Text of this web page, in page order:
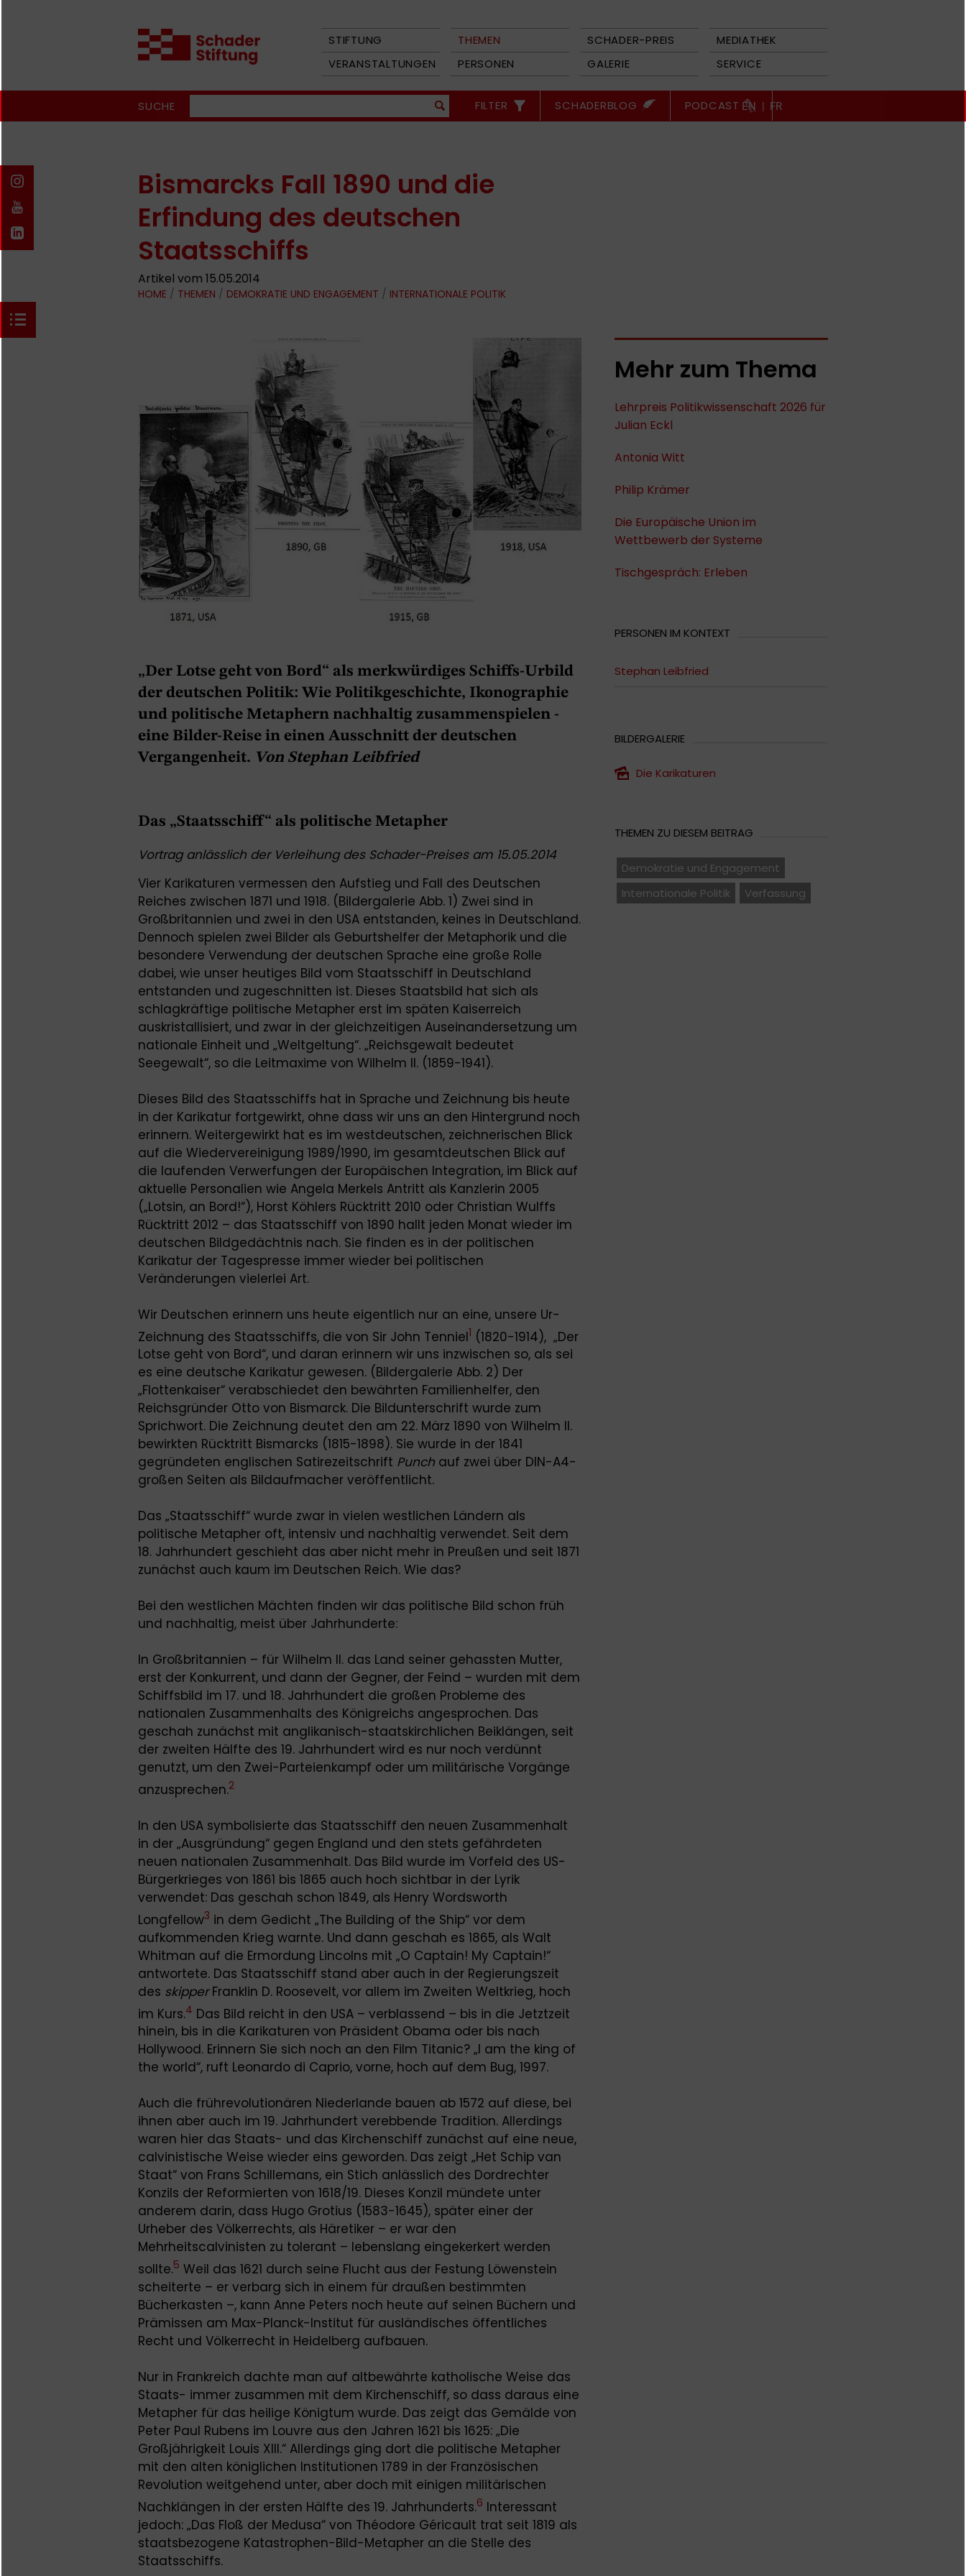
STIFTUNG THEMEN SCHADER-PREIS
MEDIATHEK
VERANSTALTUNGEN
PERSONEN GALERIE SERVICE
SUCHE FILTER SCHADERBLOG PODCAST EN | FR
Bismarcks Fall 1890 und die
Erfindung des deutschen
Staatsschiffs
Artikel vom 15.05.2014
HOME / THEMEN / DEMOKRATIE UND ENGAGEMENT / INTERNATIONALE POLITIK
„Der Lotse geht von Bord“ als merkwürdiges Schiffs-Urbild
der deutschen Politik: Wie Politikgeschichte, Ikonographie
und politische Metaphern nachhaltig zusammenspielen -
eine Bilder-Reise in einen Ausschnitt der deutschen
Vergangenheit. Von Stephan Leibfried
Das „Staatsschiff“ als politische Metapher
Vortrag anlässlich der Verleihung des Schader-Preises am 15.05.2014
Vier Karikaturen vermessen den Aufstieg und Fall des Deutschen
Reiches zwischen 1871 und 1918. (Bildergalerie Abb. 1) Zwei sind in
Großbritannien und zwei in den USA entstanden, keines in Deutschland.
Dennoch spielen zwei Bilder als Geburtshelfer der Metaphorik und die
besondere Verwendung der deutschen Sprache eine große Rolle
dabei, wie unser heutiges Bild vom Staatsschiff in Deutschland
entstanden und zugeschnitten ist. Dieses Staatsbild hat sich als
schlagkräftige politische Metapher erst im späten Kaiserreich
auskristallisiert, und zwar in der gleichzeitigen Auseinandersetzung um
nationale Einheit und „Weltgeltung“. „Reichsgewalt bedeutet
Seegewalt“, so die Leitmaxime von Wilhelm II. (1859-1941).
Dieses Bild des Staatsschiffs hat in Sprache und Zeichnung bis heute
in der Karikatur fortgewirkt, ohne dass wir uns an den Hintergrund noch
erinnern. Weitergewirkt hat es im westdeutschen, zeichnerischen Blick
auf die Wiedervereinigung 1989/1990, im gesamtdeutschen Blick auf
die laufenden Verwerfungen der Europäischen Integration, im Blick auf
aktuelle Personalien wie Angela Merkels Antritt als Kanzlerin 2005
(„Lotsin, an Bord!“), Horst Köhlers Rücktritt 2010 oder Christian Wulffs
Rücktritt 2012 – das Staatsschiff von 1890 hallt jeden Monat wieder im
deutschen Bildgedächtnis nach. Sie finden es in der politischen
Karikatur der Tagespresse immer wieder bei politischen
Veränderungen vielerlei Art.
Wir Deutschen erinnern uns heute eigentlich nur an eine, unsere Ur-
Zeichnung des Staatsschiffs, die von Sir John Tenniel1 (1820-1914), „Der
Lotse geht von Bord“, und daran erinnern wir uns inzwischen so, als sei
es eine deutsche Karikatur gewesen. (Bildergalerie Abb. 2) Der
„Flottenkaiser“ verabschiedet den bewährten Familienhelfer, den
Reichsgründer Otto von Bismarck. Die Bildunterschrift wurde zum
Sprichwort. Die Zeichnung deutet den am 22. März 1890 von Wilhelm II.
bewirkten Rücktritt Bismarcks (1815-1898). Sie wurde in der 1841
gegründeten englischen Satirezeitschrift Punch auf zwei über DIN-A4-
großen Seiten als Bildaufmacher veröffentlicht.
Das „Staatsschiff“ wurde zwar in vielen westlichen Ländern als
politische Metapher oft, intensiv und nachhaltig verwendet. Seit dem
18. Jahrhundert geschieht das aber nicht mehr in Preußen und seit 1871
zunächst auch kaum im Deutschen Reich. Wie das?
Bei den westlichen Mächten finden wir das politische Bild schon früh
und nachhaltig, meist über Jahrhunderte:
In Großbritannien – für Wilhelm II. das Land seiner gehassten Mutter,
erst der Konkurrent, und dann der Gegner, der Feind – wurden mit dem
Schiffsbild im 17. und 18. Jahrhundert die großen Probleme des
nationalen Zusammenhalts des Königreichs angesprochen. Das
geschah zunächst mit anglikanisch-staatskirchlichen Beiklängen, seit
der zweiten Hälfte des 19. Jahrhundert wird es nur noch verdünnt
genutzt, um den Zwei-Parteienkampf oder um militärische Vorgänge
anzusprechen.2
In den USA symbolisierte das Staatsschiff den neuen Zusammenhalt
in der „Ausgründung“ gegen England und den stets gefährdeten
neuen nationalen Zusammenhalt. Das Bild wurde im Vorfeld des US-
Bürgerkrieges von 1861 bis 1865 auch hoch sichtbar in der Lyrik
verwendet: Das geschah schon 1849, als Henry Wordsworth
Longfellow3 in dem Gedicht „The Building of the Ship“ vor dem
aufkommenden Krieg warnte. Und dann geschah es 1865, als Walt
Whitman auf die Ermordung Lincolns mit „O Captain! My Captain!“
antwortete. Das Staatsschiff stand aber auch in der Regierungszeit
des skipperFranklin D. Roosevelt, vor allem im Zweiten Weltkrieg, hoch
im Kurs.4 Das Bild reicht in den USA – verblassend – bis in die Jetztzeit
hinein, bis in die Karikaturen von Präsident Obama oder bis nach
Hollywood. Erinnern Sie sich noch an den Film Titanic? „I am the king of
the world“, ruft Leonardo di Caprio, vorne, hoch auf dem Bug, 1997.
Auch die frührevolutionären Niederlande bauen ab 1572 auf diese, bei
ihnen aber auch im 19. Jahrhundert verebbende Tradition. Allerdings
waren hier das Staats- und das Kirchenschiff zunächst auf eine neue,
calvinistische Weise wieder eins geworden. Das zeigt „Het Schip van
Staat“ von Frans Schillemans, ein Stich anlässlich des Dordrechter
Konzils der Reformierten von 1618/19. Dieses Konzil mündete unter
anderem darin, dass Hugo Grotius (1583-1645), später einer der
Urheber des Völkerrechts, als Häretiker – er war den
Mehrheitscalvinisten zu tolerant – lebenslang eingekerkert werden
sollte.5 Weil das 1621 durch seine Flucht aus der Festung Löwenstein
scheiterte – er verbarg sich in einem für draußen bestimmten
Bücherkasten –, kann Anne Peters noch heute auf seinen Büchern und
Prämissen am Max-Planck-Institut für ausländisches öffentliches
Recht und Völkerrecht in Heidelberg aufbauen.
Nur in Frankreich dachte man auf altbewährte katholische Weise das
Staats- immer zusammen mit dem Kirchenschiff, so dass daraus eine
Metapher für das heilige Königtum wurde. Das zeigt das Gemälde von
Peter Paul Rubens im Louvre aus den Jahren 1621 bis 1625: „Die
Großjährigkeit Louis XIII.“ Allerdings ging dort die politische Metapher
mit den alten königlichen Institutionen 1789 in der Französischen
Revolution weitgehend unter, aber doch mit einigen militärischen
Nachklängen in der ersten Hälfte des 19. Jahrhunderts.6 Interessant
jedoch: „Das Floß der Medusa“ von Théodore Géricault trat seit 1819 als
staatsbezogene Katastrophen-Bild-Metapher an die Stelle des
Staatsschiffs.
Mehr zum Thema
Lehrpreis Politikwissenschaft 2026 für
Julian Eckl
Antonia Witt
Philip Krämer
Die Europäische Union im
Wettbewerb der Systeme
Tischgespräch: Erleben
PERSONEN IM KONTEXT
Stephan Leibfried
BILDERGALERIE
Die Karikaturen
THEMEN ZU DIESEM BEITRAG
Demokratie und Engagement
Internationale Politik
Verfassung